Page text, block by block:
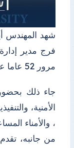
شهد المهندس
فرج مدير
مرور 52 عاما على ذكرى انتصارات حرب السادس من اكتوبر ١٩٧٣ م بعنوان "يوم العزة والكرامة".
جاء ذلك
الأمنية،
، والأمناء
من جانبه،